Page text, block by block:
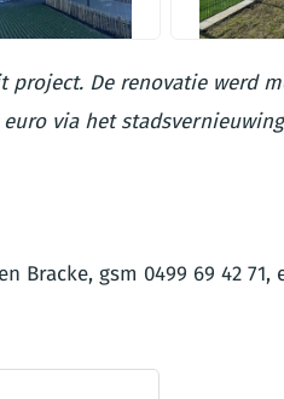
JPEG
project. De renovatie werd
euro via het
Bracke, gsm 0499 69 42 71,